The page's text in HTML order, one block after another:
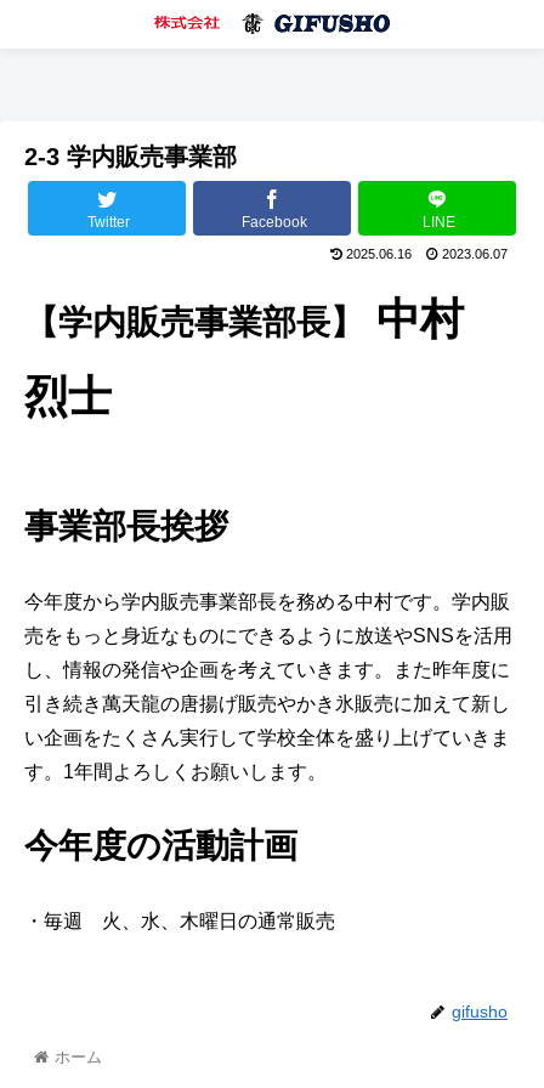
2-3 学内販売事業部
Twitter Facebook LINE
2025.06.16 2023.06.07
【学内販売事業部長】
中村
烈士
事業部長挨拶
今年度から学内販売事業部長を務める中村です。学内販
売をもっと身近なものにできるように放送やSNSを活用
し、情報の発信や企画を考えていきます。また昨年度に
引き続き萬天龍の唐揚げ販売やかき氷販売に加えて新し
い企画をたくさん実行して学校全体を盛り上げていきま
す。1年間よろしくお願いします。
今年度の活動計画
・毎週 火、水、木曜日の通常販売
gifusho
ホーム